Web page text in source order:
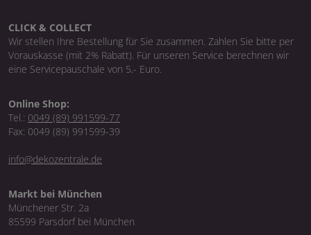
CLICK & COLLECT
Wir stellen Ihre Bestellung für Sie zusammen. Zahlen Sie bitte per
Vorauskasse (mit 2% Rabatt). Für unseren Service berechnen wir
eine Servicepauschale von 5,- Euro.
Online Shop:
Tel.: 0049 (89) 991599-77
Fax: 0049 (89) 991599-39
info@dekozentrale.de
Markt bei München
Münchener Str. 2a
85599 Parsdorf bei München